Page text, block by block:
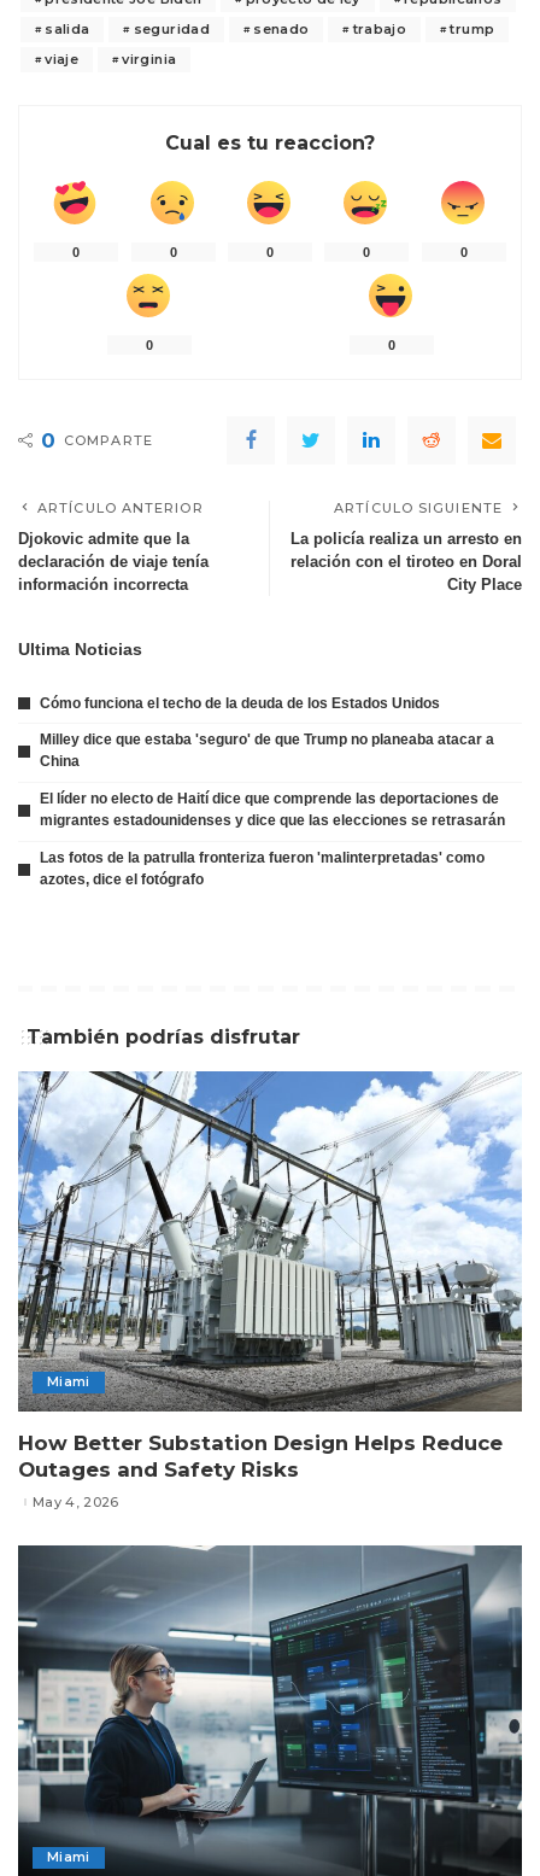
salida
seguridad senado trabajo
trump
viaje
virginia
Cual es tu reaccion?
0 0 0 0 0
0 0
0 COMPARTE
ARTÍCULO ANTERIOR
Djokovic admite que la
declaración de viaje tenía
información incorrecta
ARTÍCULO SIGUIENTE
La policía realiza un arresto en
relación con el tiroteo en Doral
City Place
Ultima Noticias
Cómo funciona el techo de la deuda de los Estados Unidos
Milley dice que estaba 'seguro' de que Trump no planeaba atacar a
China
El líder no electo de Haití dice que comprende las deportaciones de
migrantes estadounidenses y dice que las elecciones se retrasarán
Las fotos de la patrulla fronteriza fueron 'malinterpretadas' como
azotes, dice el fotógrafo
También podrías disfrutar
Miami
How Better Substation Design Helps Reduce
Outages and Safety Risks
May 4, 2026
Miami